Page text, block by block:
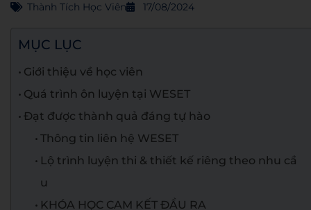
Thành Tích Học Viên 17/08/2024
MỤC LỤC
Giới thiệu về học viên
Quá trình ôn luyện tại WESET
Đạt được thành quả đáng tự hào
Thông tin liên hệ WESET
Lộ trình luyện thi & thiết kế riêng theo nhu cầ
u
KHÓA HỌC CAM KẾT ĐẦU RA